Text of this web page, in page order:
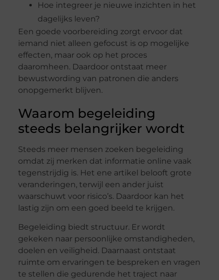
Hoe integreer je nieuwe inzichten in het
dagelijks leven?
Een goede voorbereiding zorgt ervoor dat
iemand niet alleen gefocust is op mogelijke
effecten, maar ook op het proces
daaromheen. Daardoor ontstaat meer
bewustwording van patronen die anders
onopgemerkt blijven.
Waarom begeleiding
steeds belangrijker wordt
Steeds meer mensen zoeken begeleiding
omdat zij merken dat informatie online vaak
tegenstrijdig is. Het ene artikel belooft grote
veranderingen, terwijl een ander juist
waarschuwt voor risico’s. Daardoor kan het
lastig zijn om een goed beeld te krijgen.
Begeleiding biedt structuur. Er wordt
gekeken naar persoonlijke omstandigheden,
doelen en veiligheid. Daarnaast ontstaat
ruimte om ervaringen te bespreken en vragen
te stellen die gedurende het traject naar